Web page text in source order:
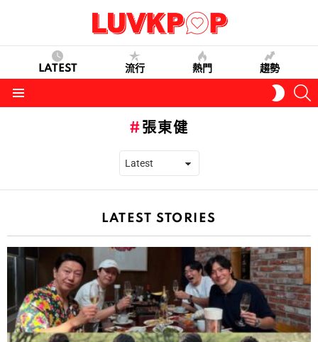
LATEST 流行 熱門 趨勢
SKIN
張東健
LATEST STORIES